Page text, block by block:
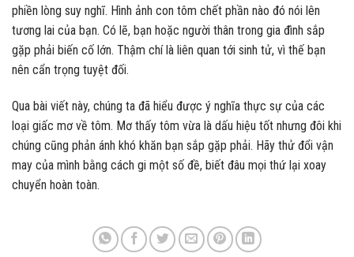
phiền lòng suy nghĩ. Hình ảnh con tôm chết phần nào đó nói lên
tương lai của bạn. Có lẽ, bạn hoặc người thân trong gia đình sắp
gặp phải biến cố lớn. Thậm chí là liên quan tới sinh tử, vì thế bạn
nên cẩn trọng tuyệt đối.
Qua bài viết này, chúng ta đã hiểu được ý nghĩa thực sự của các
loại giấc mơ về tôm. Mơ thấy tôm vừa là dấu hiệu tốt nhưng đôi khi
chúng cũng phản ánh khó khăn bạn sắp gặp phải. Hãy thử đổi vận
may của mình bằng cách gi một số đề, biết đâu mọi thứ lại xoay
chuyển hoàn toàn.